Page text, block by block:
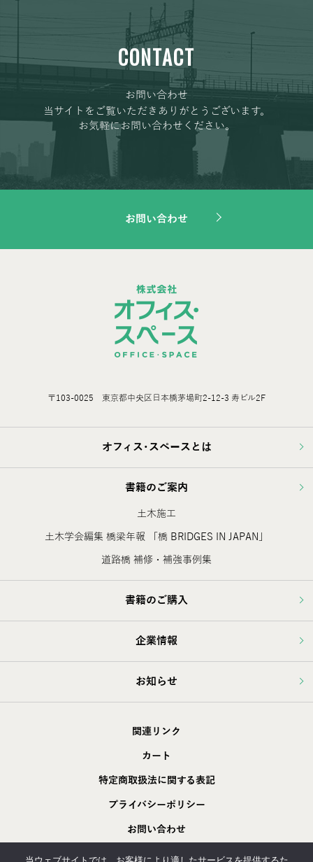
CONTACT
お問い合わせ
当サイトをご覧いただきありがとうございます。
お気軽にお問い合わせください。
お問い合わせ
〒103-0025 東京都中央区日本橋茅場町2-12-3 寿ビル2F
オフィス･スペースとは
書籍のご案内
土木施工
土木学会編集 橋梁年報 「橋 BRIDGES IN JAPAN」
道路橋 補修・補強事例集
書籍のご購入
企業情報
お知らせ
関連リンク
カート
特定商取扱法に関する表記
プライバシーポリシー
お問い合わせ
採用情報